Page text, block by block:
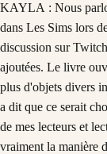
KAYLA : Nous
dans Les Sims lors
discussion sur
ajoutées. Le livre
plus d'objets divers
a dit que ce serait
de mes lecteurs et
vraiment la manière